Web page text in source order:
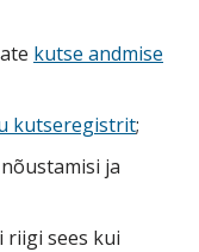
kutse andmise
kutseregistrit;
ja
riigi sees kui